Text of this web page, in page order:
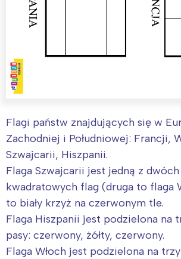
Flagi państw znajdujących się w
Zachodniej i Południowej: Francji,
Szwajcarii, Hiszpanii.
Flaga Szwajcarii jest jedną z
kwadratowych flag (druga to flaga
to biały krzyż na czerwonym tle.
Flaga Hiszpanii jest podzielona na
pasy: czerwony, żółty, czerwony.
Flaga Włoch jest podzielona na